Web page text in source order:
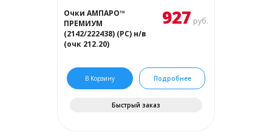
Очки АМПАРО™
ПРЕМИУМ
(2142/222438) (РС) н/в
(очк 212.20)
927 руб.
В Корзину Подробнее
Быстрый заказ